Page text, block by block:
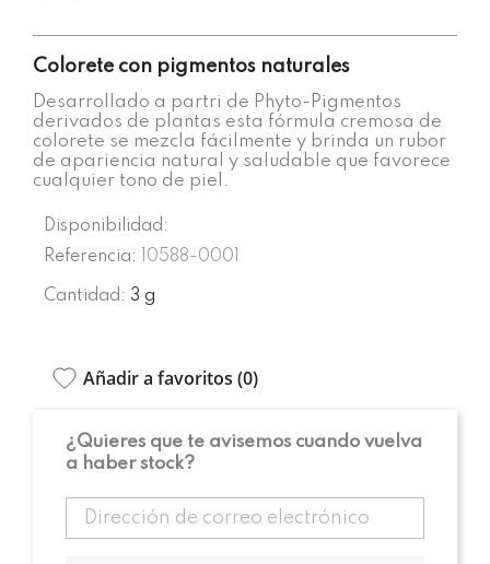
Colorete con pigmentos naturales
Desarrollado a partri de Phyto-Pigmentos
derivados de plantas esta fórmula cremosa de
colorete se mezcla fácilmente y brinda un rubor
de apariencia natural y saludable que favorece
cualquier tono de piel.
Disponibilidad:
Referencia:
10588-0001
Cantidad: 3 g
Añadir a favoritos (0)
¿Quieres que te avisemos cuando vuelva
a haber stock?